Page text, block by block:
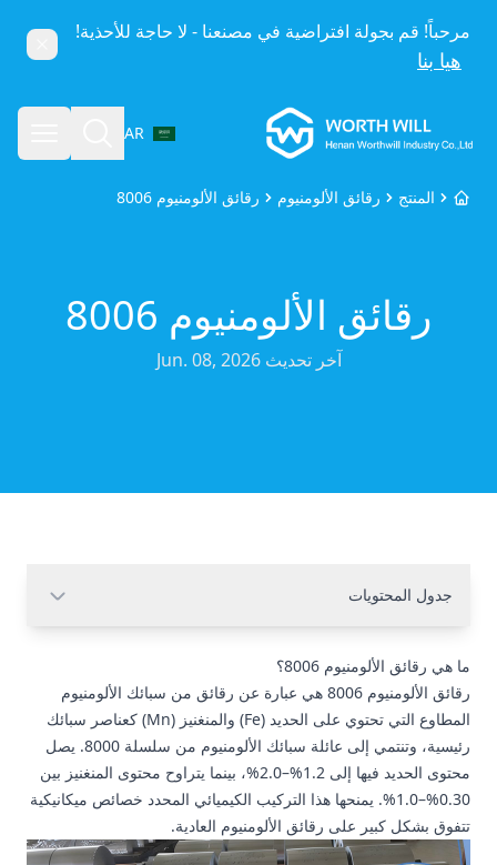
مرحباً! قم بجولة افتراضية في مصنعنا - لا حاجة للأحذية!
هيا بنا إغلاق
Worthwill
AR
اختر اللغة
الرئيسيةالمنتج رقائق الألومنيوم رقائق الألومنيوم 8006
رقائق الألومنيوم 8006
آخر تحديثJun. 08, 2026
جدول المحتويات
ما هي رقائق الألومنيوم 8006؟
رقائق الألومنيوم 8006 هي عبارة عن رقائق من سبائك الألومنيوم
المطاوع التي تحتوي على الحديد (Fe) والمنغنيز (Mn) كعناصر سبائك
رئيسية، وتنتمي إلى عائلة سبائك الألومنيوم من سلسلة 8000. يصل
محتوى الحديد فيها إلى 1.2%–2.0%، بينما يتراوح محتوى المنغنيز بين
0.30%–1.0%. يمنحها هذا التركيب الكيميائي المحدد خصائص ميكانيكية
تتفوق بشكل كبير على رقائق الألومنيوم العادية.